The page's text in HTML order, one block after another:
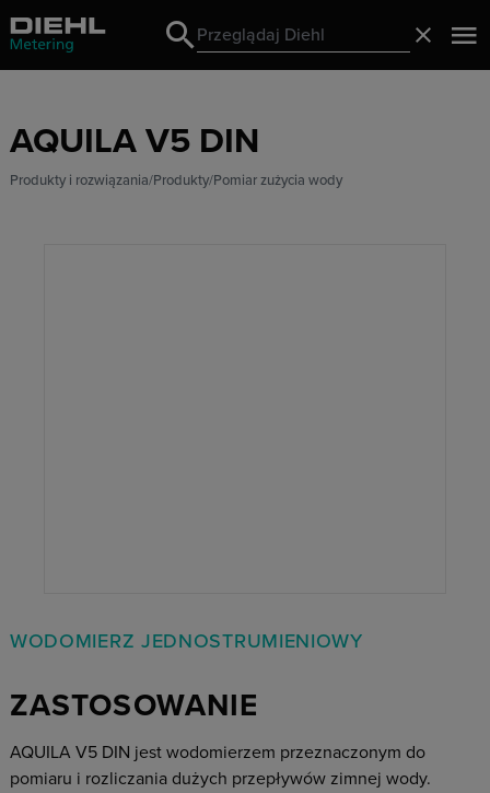
Search
Search
AQUILA V5 DIN
Produkty i rozwiązania Produkty Pomiar zużycia wody
WODOMIERZ JEDNOSTRUMIENIOWY
ZASTOSOWANIE
AQUILA V5 DIN jest wodomierzem przeznaczonym do
pomiaru i rozliczania dużych przepływów zimnej wody.